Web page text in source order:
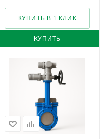
КУПИТЬ
КУПИТЬ В 1 КЛИК